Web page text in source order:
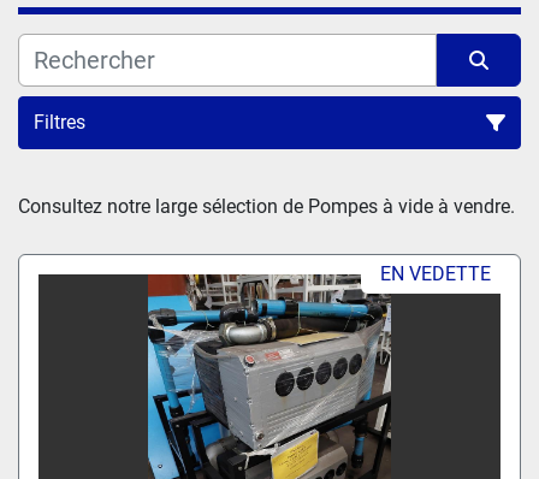
Filtres
Trier par
Consultez notre large sélection de Pompes à vide à vendre.
EN VEDETTE